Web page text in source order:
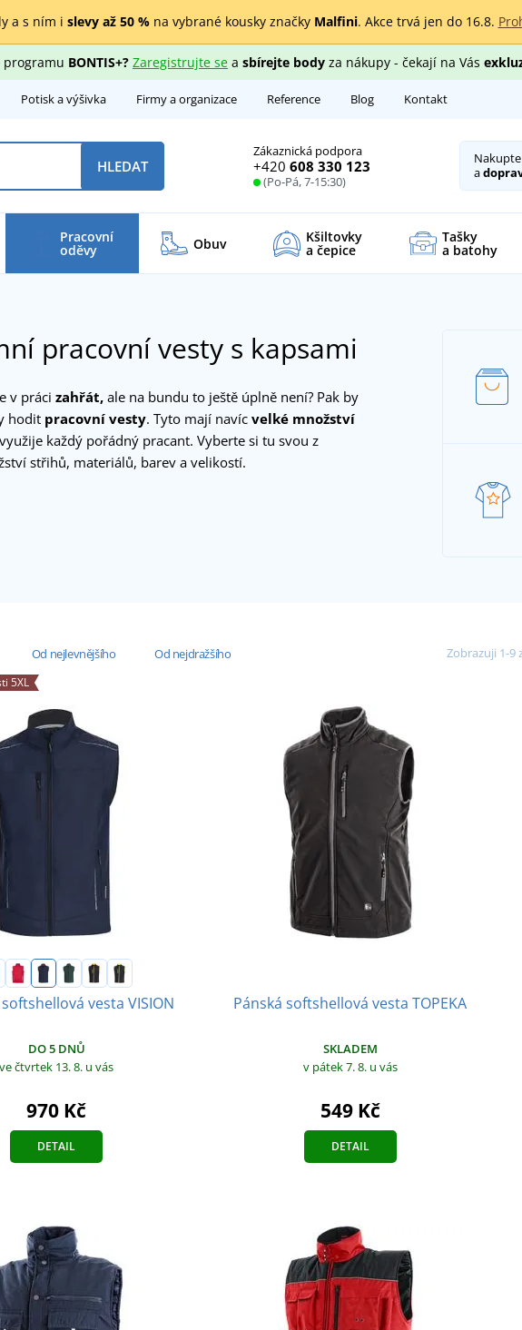
a s ním i slevy až 50 %na vybrané kousky značky Malfini. Akce trvá jen do 16.8.
programu BONTIS+? Zaregistrujte sea sbírejte bodyza nákupy - čekají na Vás
Potisk a výšivka Firmy a organizace Reference Blog Kontakt
Zákaznická podpora
+420 608 330 123
(Po-Pá, 7-15:30)
HLEDAT
a
Pracovní
oděvy Obuv Kšiltovky
a čepice
Tašky
a batohy
pracovní vesty s kapsami
v práci zahřát, ale na bundu to ještě úplně není? Pak by
hodit pracovní vesty. Tyto mají navíc velké množství
každý pořádný pracant. Vyberte si tu svou z
střihů, materiálů, barev a velikostí.
Od nejlevnějšího Od nejdražšího Zobrazuji 1-9
5XL
vesta VISION
DO 5 DNŮ
ve čtvrtek 13. 8. u vás
970 Kč
DETAIL
Pánská softshellová vesta TOPEKA
SKLADEM
v pátek 7. 8. u vás
549 Kč
DETAIL